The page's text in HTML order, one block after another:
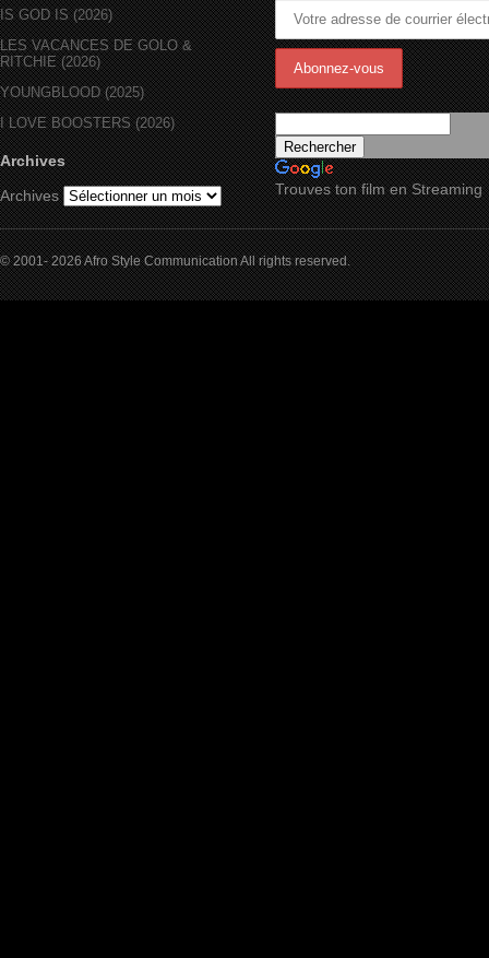
IS GOD IS (2026)
LES VACANCES DE GOLO &
RITCHIE (2026)
YOUNGBLOOD (2025)
I LOVE BOOSTERS (2026)
Archives
Archives
Trouves ton film en Streaming
© 2001- 2026 Afro Style Communication All rights reserved.